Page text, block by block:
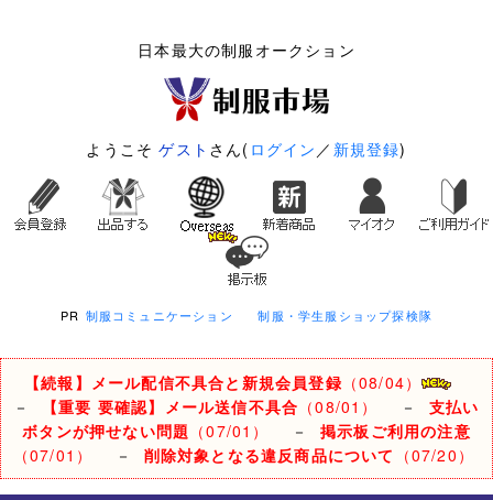
日本最大の制服オークション
ようこそゲスト さん( ログイン ／ 新規登録)
PR 制服コミュニケーション 制服・学生服ショップ探検隊
【続報】メール配信不具合と新規会員登録 （08/04）
－
【重要 要確認】メール送信不具合 （08/01） － 支払い
ボタンが押せない問題 （07/01） － 掲示板ご利用の注意
（07/01）
－ 削除対象となる違反商品について （07/20）